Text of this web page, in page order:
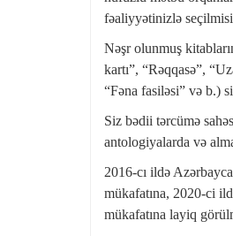
fəaliyyətinizlə
Nəşr olunmuş
kartı”, “Rəqqasə”,
“Fəna fasiləsi” və b.)
Siz bədii tərcümə
antologiyalarda və
2016-cı ildə
mükafatına, 2020-ci
mükafatına layiq